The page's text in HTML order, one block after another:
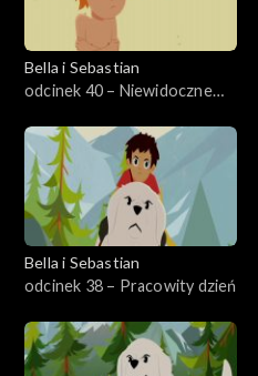
Bella i Sebastian
odcinek 40 – Niewidoczne
Bella i Sebastian
odcinek 38 – Pracowity dzień